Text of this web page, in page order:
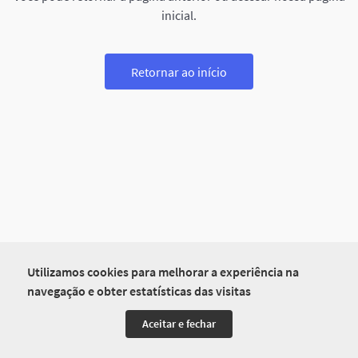
Utilizamos cookies para melhorar a experiência na
navegação e obter estatísticas das visitas
Aceitar e fechar
inicial.
Retornar ao início